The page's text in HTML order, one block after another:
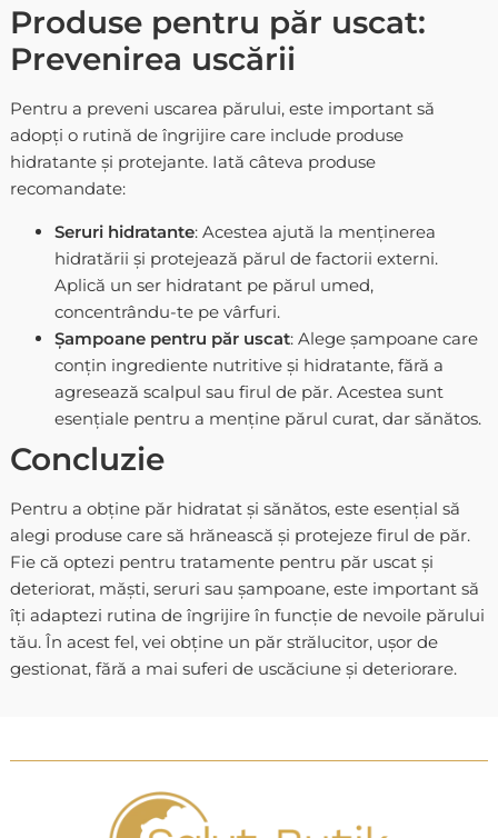
Produse pentru păr uscat:
Prevenirea uscării
Pentru a preveni uscarea părului, este important să
adopți o rutină de îngrijire care include produse
hidratante și protejante. Iată câteva produse
recomandate:
Seruri hidratante: Acestea ajută la menținerea
hidratării și protejează părul de factorii externi.
Aplică un ser hidratant pe părul umed,
concentrându-te pe vârfuri.
Șampoane pentru păr uscat: Alege șampoane care
conțin ingrediente nutritive și hidratante, fără a
agresează scalpul sau firul de păr. Acestea sunt
esențiale pentru a menține părul curat, dar sănătos.
Concluzie
Pentru a obține păr hidratat și sănătos, este esențial să
alegi produse care să hrănească și protejeze firul de păr.
Fie că optezi pentru tratamente pentru păr uscat și
deteriorat, măști, seruri sau șampoane, este important să
îți adaptezi rutina de îngrijire în funcție de nevoile părului
tău. În acest fel, vei obține un păr strălucitor, ușor de
gestionat, fără a mai suferi de uscăciune și deteriorare.